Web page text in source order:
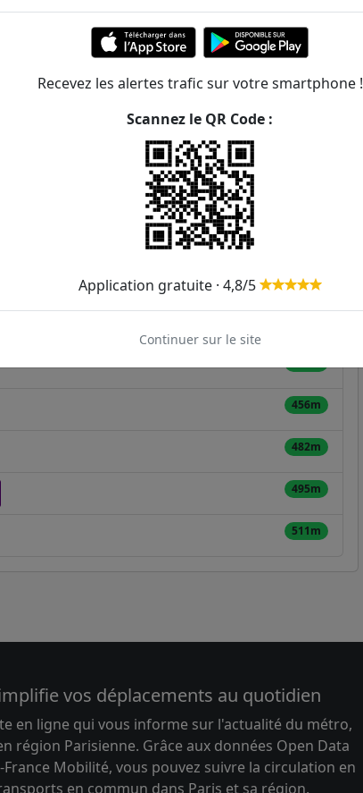
Jouy
et transilien situées à moins de 1km de la gare
331m
456m
482m
495m
511m
vos déplacements au quotidien
en ligne qui vous informe sur l'actualité du métro,
région Parisienne. Grâce aux données Open Data
Mobilité, vous pouvez suivre la circulation en
en commun dans Paris et sa région.
Recevez les alertes trafic sur votre smartphone !
Scannez le QR Code :
Application gratuite · 4,8/5
Continuer sur le site